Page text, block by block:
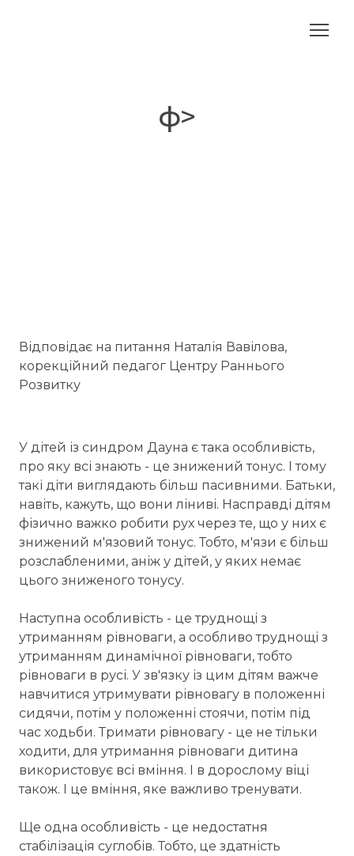
ф>
Відповідає на питання Наталія Вавілова,
корекційний педагог Центру Раннього
Розвитку
У дітей із синдром Дауна є така особливість,
про яку всі знають - це знижений тонус. І тому
такі діти виглядають більш пасивними. Батьки,
навіть, кажуть, що вони ліниві. Насправді дітям
фізично важко робити рух через те, що у них є
знижений м'язовий тонус. Тобто, м'язи є більш
розслабленими, аніж у дітей, у яких немає
цього зниженого тонусу.
Наступна особливість - це труднощі з
утриманням рівноваги, а особливо труднощі з
утриманням динамічної рівноваги, тобто
рівноваги в русі. У зв'язку із цим дітям важче
навчитися утримувати рівновагу в положенні
сидячи, потім у положенні стоячи, потім під
час ходьби. Тримати рівновагу - це не тільки
ходити, для утримання рівноваги дитина
використовує всі вміння. І в дорослому віці
також. І це вміння, яке важливо тренувати.
Ще одна особливість - це недостатня
стабілізація суглобів. Тобто, це здатність